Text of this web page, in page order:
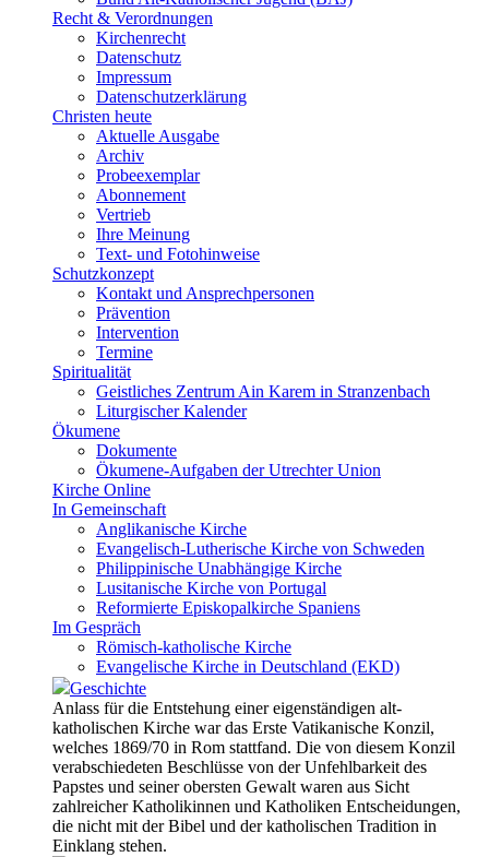
Recht & Verordnungen
Kirchenrecht
Datenschutz
Impressum
Datenschutzerklärung
Christen heute
Aktuelle Ausgabe
Archiv
Probeexemplar
Abonnement
Vertrieb
Ihre Meinung
Text- und Fotohinweise
Schutzkonzept
Kontakt und Ansprechpersonen
Prävention
Intervention
Termine
Spiritualität
Geistliches Zentrum Ain Karem in Stranzenbach
Liturgischer Kalender
Ökumene
Dokumente
Ökumene-Aufgaben der Utrechter Union
Kirche Online
In Gemeinschaft
Anglikanische Kirche
Evangelisch-Lutherische Kirche von Schweden
Philippinische Unabhängige Kirche
Lusitanische Kirche von Portugal
Reformierte Episkopalkirche Spaniens
Im Gespräch
Römisch-katholische Kirche
Evangelische Kirche in Deutschland (EKD)
Geschichte
Anlass für die Entstehung einer eigenständigen alt-
katholischen Kirche war das Erste Vatikanische Konzil,
welches 1869/70 in Rom stattfand. Die von diesem Konzil
verabschiedeten Beschlüsse von der Unfehlbarkeit des
Papstes und seiner obersten Gewalt waren aus Sicht
zahlreicher Katholikinnen und Katholiken Entscheidungen,
die nicht mit der Bibel und der katholischen Tradition in
Einklang stehen.